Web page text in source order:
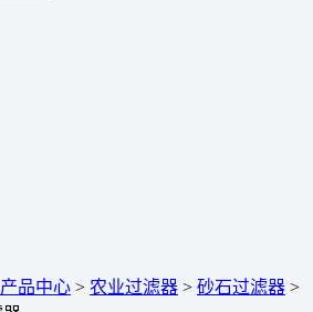
产品中心 > 农业过滤器 > 砂石过滤器 >